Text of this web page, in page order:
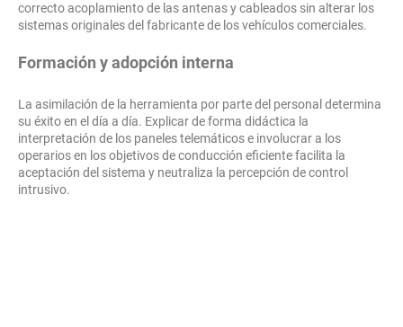
correcto acoplamiento de las antenas y cableados sin alterar los
sistemas originales del fabricante de los vehículos comerciales.
Formación y adopción interna
La asimilación de la herramienta por parte del personal determina
su éxito en el día a día. Explicar de forma didáctica la
interpretación de los paneles telemáticos e involucrar a los
operarios en los objetivos de conducción eficiente facilita la
aceptación del sistema y neutraliza la percepción de control
intrusivo.